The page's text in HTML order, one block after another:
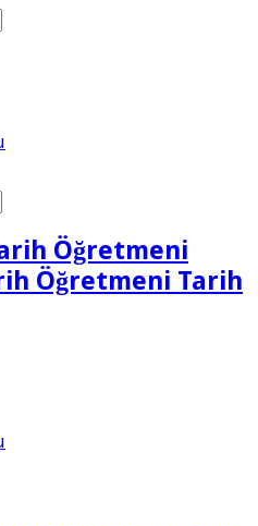
Öğretmeni Tarih